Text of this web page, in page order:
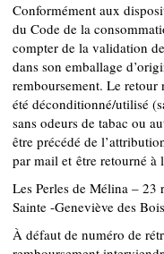
Conformément aux
du Code de la
compter de la validation
dans son emballage
remboursement. Le retour
été déconditionné/utilisé
sans odeurs de tabac ou
être précédé de
par mail et être retourné à
Les Perles de Mélina – 23
Sainte -Geneviève des Bois
À défaut de numéro de